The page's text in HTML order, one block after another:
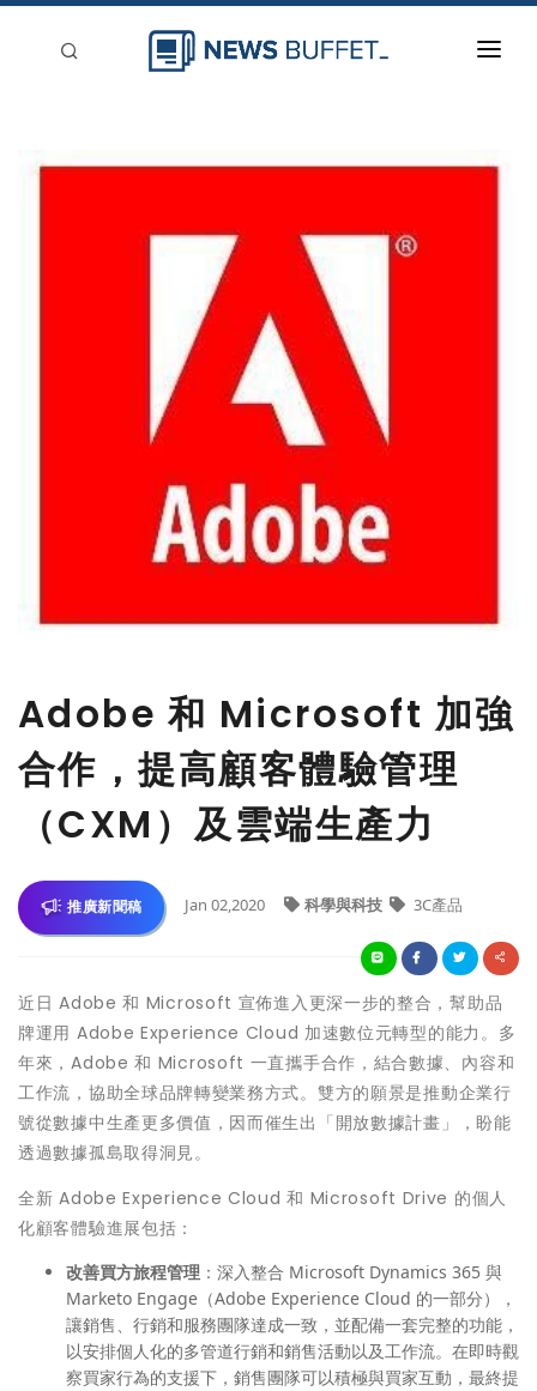
新聞稿分類
Adobe 和 Microsoft 加強
合作，提高顧客體驗管理
（CXM）及雲端生產力
推廣新聞稿 Jan 02,2020 科學與科技 3C產品
近日 Adobe和 Microsoft 宣佈進入更深一步的整合，幫助品
牌運用 Adobe Experience Cloud 加速數位元轉型的能力。多
年來，Adobe和 Microsoft 一直攜手合作，結合數據、內容和
工作流，協助全球品牌轉變業務方式。雙方的願景是推動企業行
號從數據中生產更多價值，因而催生出「開放數據計畫」，盼能
透過數據孤島取得洞見。
全新Adobe Experience Cloud和 Microsoft Drive 的個人
化顧客體驗進展包括：
改善買方旅程管理 ：深入整合 Microsoft Dynamics 365 與
Marketo Engage（Adobe Experience Cloud 的一部分），
讓銷售、行銷和服務團隊達成一致，並配備一套完整的功能，
以安排個人化的多管道行銷和銷售活動以及工作流。在即時觀
察買家行為的支援下，銷售團隊可以積極與買家互動，最終提